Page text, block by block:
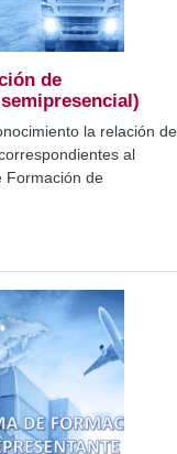
de
la relación de
al
Formación de